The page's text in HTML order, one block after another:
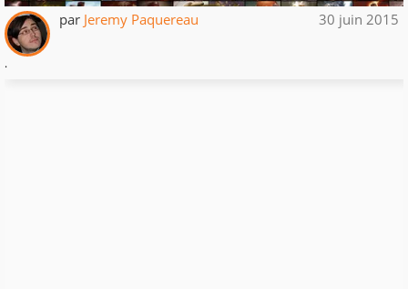
par Jeremy Paquereau 30 juin 2015
.